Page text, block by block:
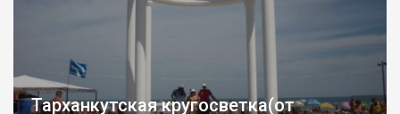
Тарханкутская кругосветка(от